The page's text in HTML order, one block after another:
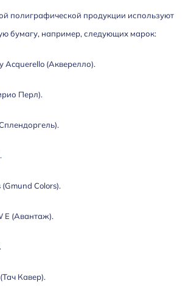
полиграфической продукции используют
бумагу, например, следующих марок:
Acquerello (Акверелло).
Перл).
Colors).
E (Авантаж).
Кавер).